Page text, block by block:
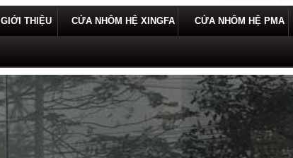
GIỚI THIỆU CỬA NHÔM HỆ XINGFA CỬA NHÔM HỆ PMA